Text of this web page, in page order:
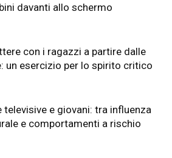
davanti allo schermo
con i ragazzi a partire dalle
un esercizio per lo spirito critico
televisive e giovani: tra influenza
e comportamenti a rischio